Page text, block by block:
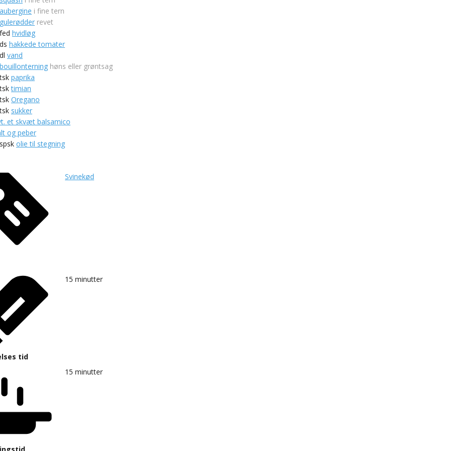
aubergine i fine tern
gulerødder revet
fed hvidløg
ds hakkede tomater
dl vand
bouillonterning høns eller grøntsag
tsk paprika
tsk timian
tsk Oregano
tsk sukker
et skvæt balsamico
og peber
spsk olie til stegning
Svinekød
tid
15 minutter
15 minutter